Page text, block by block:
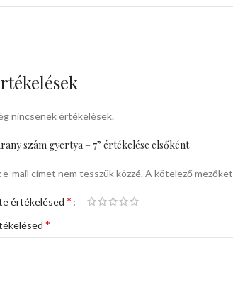
nincsenek értékelések.
szám gyertya – 7” értékelése elsőként
e-mail címet nem tesszük közzé. A kötelező mezőket
értékelésed *
*